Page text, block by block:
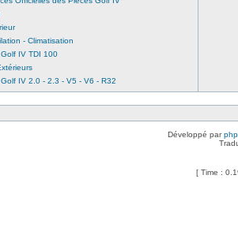
- Climatisation
IV TDI 100
IV 2.0 - 2.3 - V5 - V6 - R32
Développé par
[ Time :